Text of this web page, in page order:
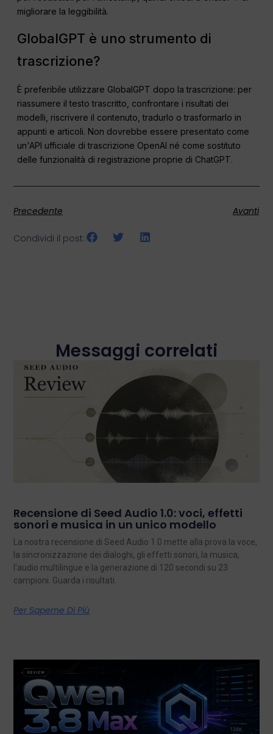
migliorare la leggibilità.
GlobalGPT è uno strumento di
trascrizione?
È preferibile utilizzare GlobalGPT dopo la trascrizione: per
riassumere il testo trascritto, confrontare i risultati dei
modelli, riscrivere il contenuto, tradurlo o trasformarlo in
appunti e articoli. Non dovrebbe essere presentato come
un'API ufficiale di trascrizione OpenAI né come sostituto
delle funzionalità di registrazione proprie di ChatGPT.
Precedente Avanti
Condividi il post:
Messaggi correlati
Recensione di Seed Audio 1.0: voci, effetti
sonori e musica in un unico modello
La nostra recensione di Seed Audio 1.0 mette alla prova la voce,
la sincronizzazione dei dialoghi, gli effetti sonori, la musica,
l'audio multilingue e la generazione di 120 secondi su 23
campioni. Guarda i risultati.
Per Saperne Di Più